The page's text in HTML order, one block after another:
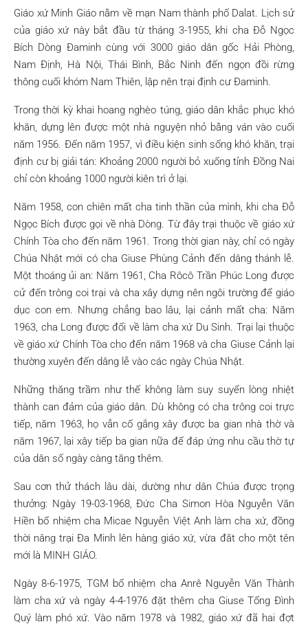
Giáo xứ Minh Giáo nằm về mạn Nam thành phố Dalat. Lịch sử
của giáo xứ này bắt đầu từ tháng 3-1955, khi cha Ðỗ Ngọc
Bích Dòng Ðaminh cùng với 3000 giáo dân gốc Hải Phòng,
Nam Ðịnh, Hà Nội, Thái Bình, Bắc Ninh đến ngọn đồi rừng
thông cuối khóm Nam Thiên, lập nên trại định cư Ðaminh.
Trong thời kỳ khai hoang nghèo túng, giáo dân khắc phục khó
khăn, dựng lên được một nhà nguyện nhỏ bằng ván vào cuối
năm 1956. Ðến năm 1957, vì điều kiện sinh sống khó khăn, trại
định cư bị giải tán: Khoảng 2000 người bỏ xuống tỉnh Ðồng Nai
chỉ còn khoảng 1000 người kiên trì ở lại.
Năm 1958, con chiên mất cha tinh thần của mình, khi cha Ðỗ
Ngọc Bích được gọi về nhà Dòng. Từ đây trại thuộc về giáo xứ
Chính Tòa cho đến năm 1961. Trong thời gian này, chỉ có ngày
Chúa Nhật mới có cha Giuse Phùng Cảnh đến dâng thánh lễ.
Một thoáng ủi an: Năm 1961, Cha Rôcô Trần Phúc Long được
cử đến trông coi trại và cha xây dựng nên ngôi trường để giáo
dục con em. Nhưng chẳng bao lâu, lại cảnh mất cha: Năm
1963, cha Long được đổi về làm cha xứ Du Sinh. Trại lại thuộc
về giáo xứ Chính Tòa cho đến năm 1968 và cha Giuse Cảnh lại
thường xuyên đến dâng lễ vào các ngày Chúa Nhật.
Những thăng trầm như thế không làm suy suyển lòng nhiệt
thành can đảm của giáo dân. Dù không có cha trông coi trực
tiếp, năm 1963, họ vẫn cố gắng xây được ba gian nhà thờ và
năm 1967, lại xây tiếp ba gian nữa để đáp ứng nhu cầu thờ tự
của dân số ngày càng tăng thêm.
Sau cơn thử thách lâu dài, dường như dân Chúa được trọng
thưởng: Ngày 19-03-1968, Ðức Cha Simon Hòa Nguyễn Văn
Hiền bổ nhiệm cha Micae Nguyễn Việt Anh làm cha xứ, đồng
thời nâng trại Ða Minh lên hàng giáo xứ, vừa đăt cho một tên
mới là MINH GIÁO.
Ngày 8-6-1975, TGM bổ nhiệm cha Anrê Nguyễn Văn Thành
làm cha xứ và ngày 4-4-1976 đặt thêm cha Giuse Tống Ðình
Quý làm phó xứ. Vào năm 1978 và 1982, giáo xứ đã hai đợt